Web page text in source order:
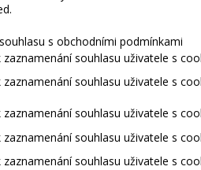
s obchodními podmínkami
souhlasu uživatele s
souhlasu uživatele s
souhlasu uživatele s
souhlasu uživatele s
souhlasu uživatele s